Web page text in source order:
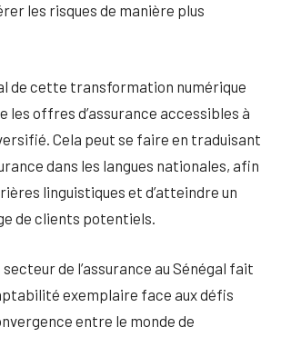
les risques de manière plus
de cette transformation numérique
les offres d’assurance accessibles à
Cela peut se faire en traduisant
dans les langues nationales, afin
linguistiques et d’atteindre un
de clients potentiels.
de l’assurance au Sénégal fait
exemplaire face aux défis
entre le monde de